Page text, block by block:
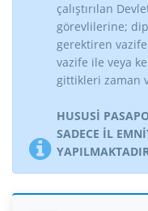
çalıştırılan
görevlilerine;
gerektiren
vazife ile veya
gittikleri zaman
HUSUSİ
SADECE İL